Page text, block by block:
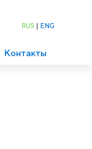
RUS | ENG
Контакты